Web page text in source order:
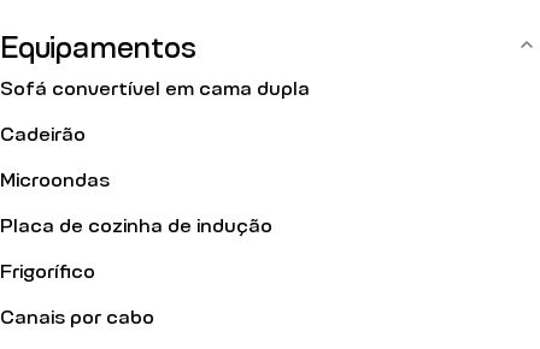
Equipamentos
Sofá convertível em cama dupla
Cadeirão
Microondas
Placa de cozinha de indução
Frigorífico
Canais por cabo